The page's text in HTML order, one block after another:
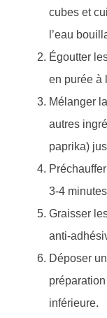
cubes et
l’eau
Égoutter
en purée à
Mélanger
autres
paprika)
3-4
Graisser
anti-
Déposer
inférieure.